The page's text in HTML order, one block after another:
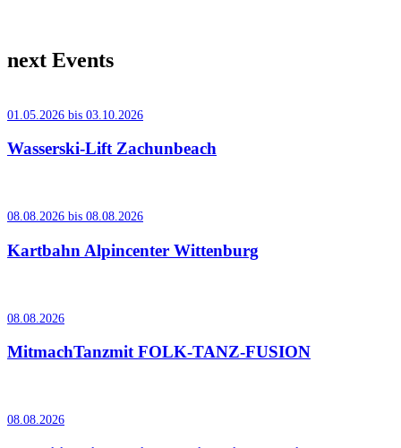
next Events
01.05.2026 bis 03.10.2026
Wasserski-Lift Zachunbeach
08.08.2026 bis 08.08.2026
Kartbahn Alpincenter Wittenburg
08.08.2026
MitmachTanzmit FOLK-TANZ-FUSION
08.08.2026